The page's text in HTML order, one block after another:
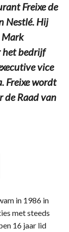
Freixe de
Nestlé. Hij
Mark
het bedrijf
vice
Freixe wordt
de Raad van
in 1986 in
met steeds
16 jaar lid